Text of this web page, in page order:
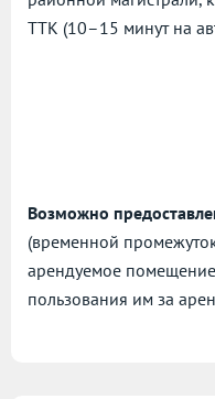
ТТК (10–15 минут на
Возможно
(временной
арендуемое
пользования им за